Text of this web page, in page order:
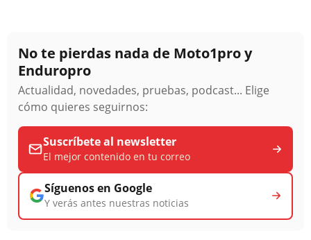
No te pierdas nada de Moto1pro y
Enduropro
Actualidad, novedades, pruebas, podcast... Elige
cómo quieres seguirnos:
Suscríbete al newsletter
El mejor contenido en tu correo
Síguenos en Google
Y verás antes nuestras noticias